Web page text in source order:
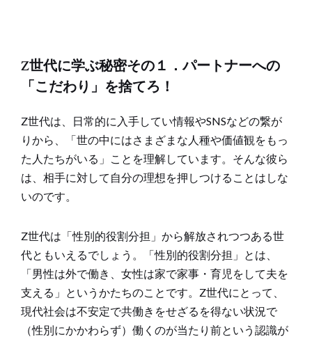
Z世代に学ぶ秘密その１．パートナーへの
「こだわり」を捨てろ！
Z世代は、日常的に入手してい情報やSNSなどの繋が
りから、「世の中にはさまざまな人種や価値観をもっ
た人たちがいる」ことを理解しています。そんな彼ら
は、相手に対して自分の理想を押しつけることはしな
いのです。
Z世代は「性別的役割分担」から解放されつつある世
代ともいえるでしょう。「性別的役割分担」とは、
「男性は外で働き、女性は家で家事・育児をして夫を
支える」というかたちのことです。Z世代にとって、
現代社会は不安定で共働きをせざるを得ない状況で
（性別にかかわらず）働くのが当たり前という認識が